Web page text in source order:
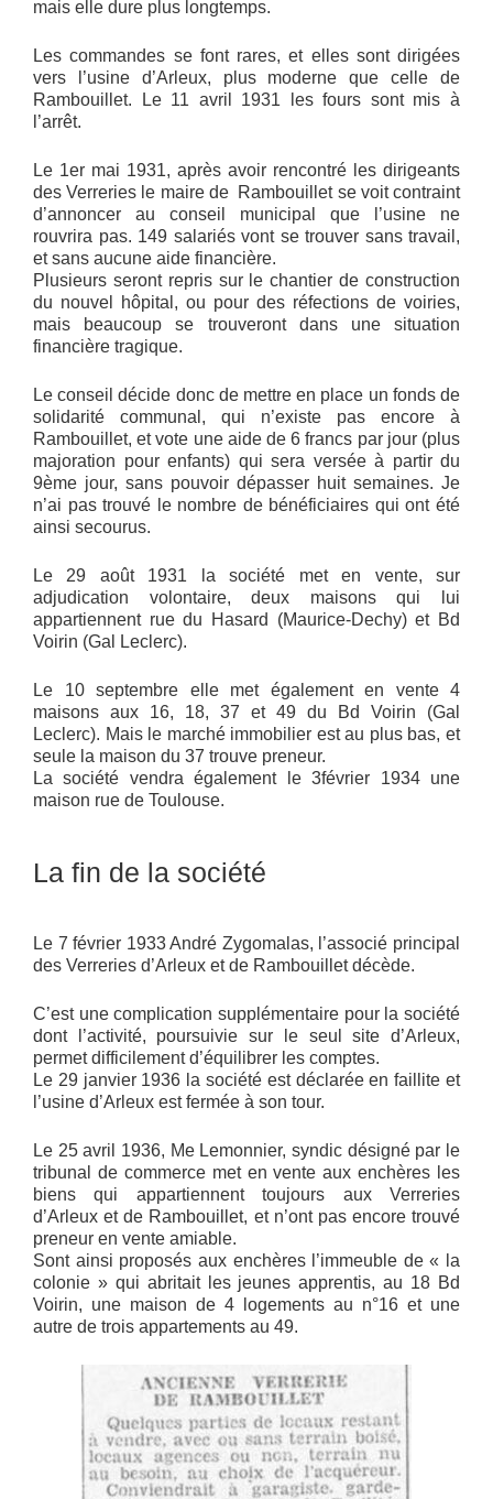
mais elle dure plus longtemps.
Les commandes se font rares, et elles sont dirigées
vers l’usine d’Arleux, plus moderne que celle de
Rambouillet. Le 11 avril 1931 les fours sont mis à
l’arrêt.
Le 1er mai 1931, après avoir rencontré les dirigeants
des Verreries le maire de Rambouillet se voit contraint
d’annoncer au conseil municipal que l’usine ne
rouvrira pas. 149 salariés vont se trouver sans travail,
et sans aucune aide financière.
Plusieurs seront repris sur le chantier de construction
du nouvel hôpital, ou pour des réfections de voiries,
mais beaucoup se trouveront dans une situation
financière tragique.
Le conseil décide donc de mettre en place un fonds de
solidarité communal, qui n’existe pas encore à
Rambouillet, et vote une aide de 6 francs par jour (plus
majoration pour enfants) qui sera versée à partir du
9ème jour, sans pouvoir dépasser huit semaines. Je
n’ai pas trouvé le nombre de bénéficiaires qui ont été
ainsi secourus.
Le 29 août 1931 la société met en vente, sur
adjudication volontaire, deux maisons qui lui
appartiennent rue du Hasard (Maurice-Dechy) et Bd
Voirin (Gal Leclerc).
Le 10 septembre elle met également en vente 4
maisons aux 16, 18, 37 et 49 du Bd Voirin (Gal
Leclerc). Mais le marché immobilier est au plus bas, et
seule la maison du 37 trouve preneur.
La société vendra également le 3février 1934 une
maison rue de Toulouse.
La fin de la société
Le 7 février 1933 André Zygomalas, l’associé principal
des Verreries d’Arleux et de Rambouillet décède.
C’est une complication supplémentaire pour la société
dont l’activité, poursuivie sur le seul site d’Arleux,
permet difficilement d’équilibrer les comptes.
Le 29 janvier 1936 la société est déclarée en faillite et
l’usine d’Arleux est fermée à son tour.
Le 25 avril 1936, Me Lemonnier, syndic désigné par le
tribunal de commerce met en vente aux enchères les
biens qui appartiennent toujours aux Verreries
d’Arleux et de Rambouillet, et n’ont pas encore trouvé
preneur en vente amiable.
Sont ainsi proposés aux enchères l’immeuble de « la
colonie » qui abritait les jeunes apprentis, au 18 Bd
Voirin, une maison de 4 logements au n°16 et une
autre de trois appartements au 49.